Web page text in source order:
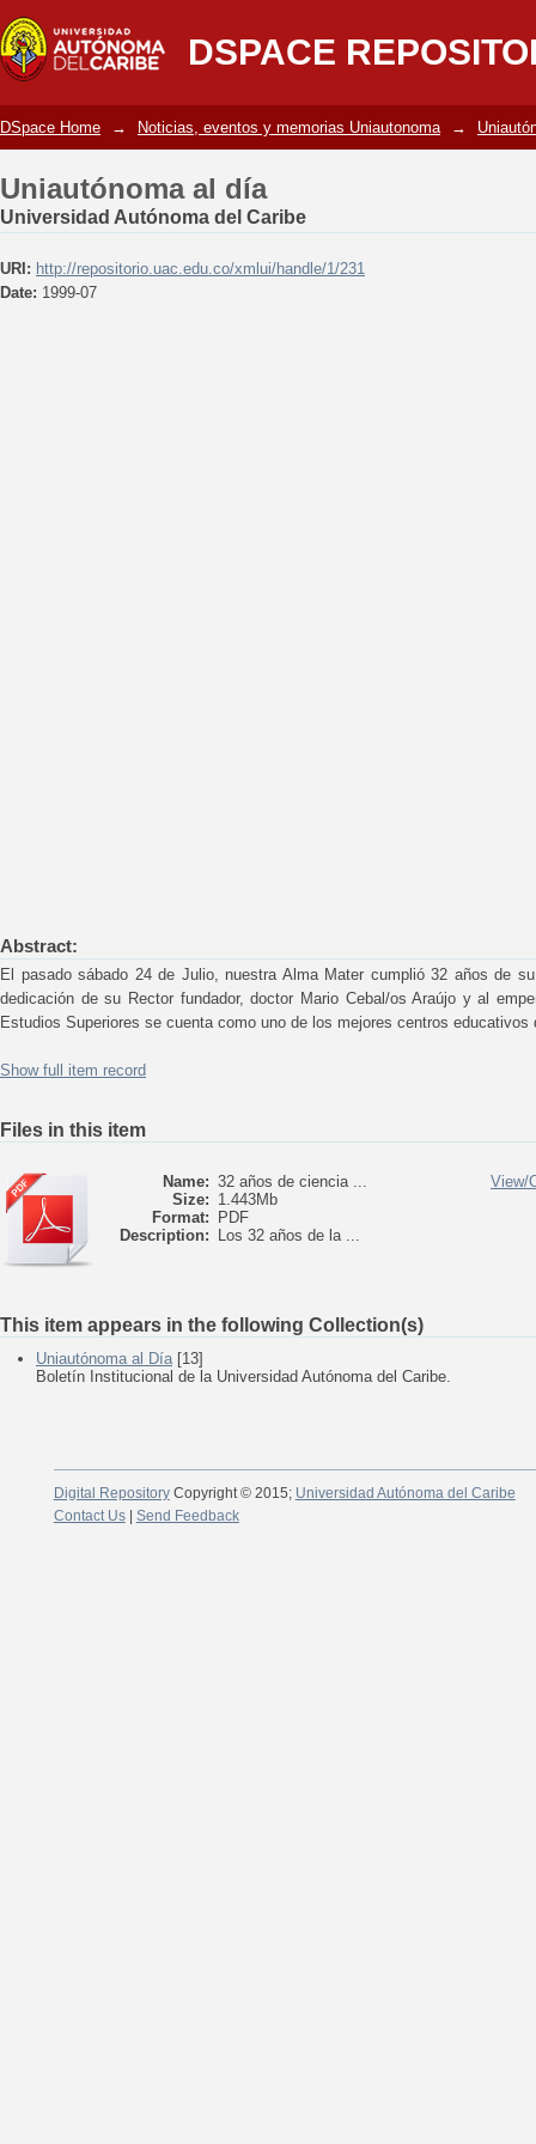
DSPACE
Uniautónoma al día
DSpace Home → Noticias, eventos y memorias Uniautonoma →
Uniautónoma al día
Universidad Autónoma del Caribe
URI: http://repositorio.uac.edu.co/xmlui/handle/1/231
Date: 1999-07
Abstract:
El pasado sábado 24 de Julio, nuestra Alma Mater cumplió 32 años de
dedicación de su Rector fundador, doctor Mario Cebal/os Araújo y al
Estudios Superiores se cuenta como uno de los mejores centros educativos
Show full item record
Files in this item
Name: 32 años de ciencia ...
Size: 1.443Mb
Format:
PDF
Description:
Los 32 años de la ...
View/
This item appears in the following Collection(s)
Uniautónoma al Día[13]
Boletín Institucional de la Universidad Autónoma del Caribe.
Digital RepositoryCopyright © 2015; Universidad Autónoma del Caribe
Contact Us| Send Feedback